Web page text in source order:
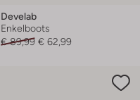
Develab
Enkelboots
€ 89,99 € 62,99